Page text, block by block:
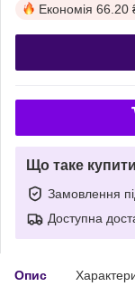
Економія 66.20
Що таке
Замовлення
Доступна
Опис